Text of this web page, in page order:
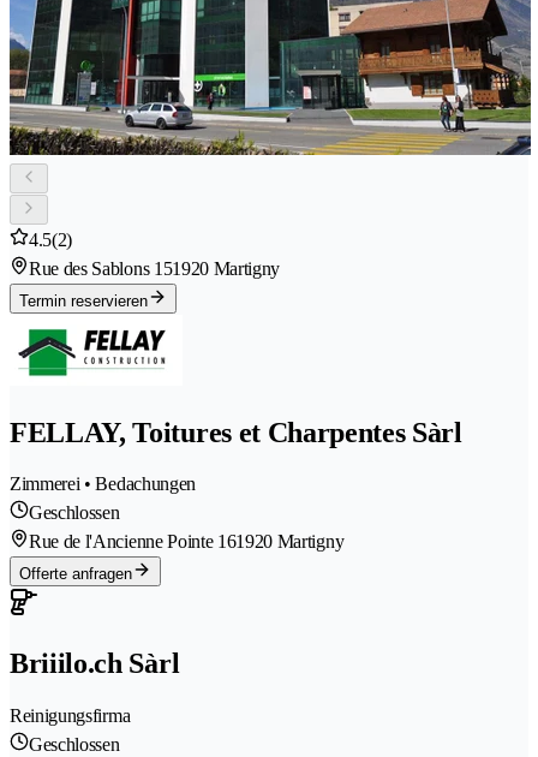
4.5(2)
Rue des Sablons 151920 Martigny
Termin reservieren
FELLAY, Toitures et Charpentes Sàrl
Zimmerei • Bedachungen
Geschlossen
Rue de l'Ancienne Pointe 161920 Martigny
Offerte anfragen
Briiilo.ch Sàrl
Reinigungsfirma
Geschlossen